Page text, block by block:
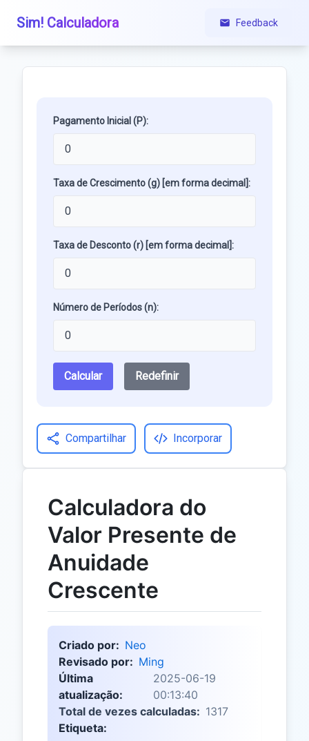
Sim! Calculadora Feedback
Pagamento Inicial (P):
Taxa de Crescimento (g) [em forma decimal]:
Taxa de Desconto (r) [em forma decimal]:
Número de Períodos (n):
Calcular Redefinir
Compartilhar Incorporar
Calculadora do
Valor Presente de
Anuidade
Crescente
Criado por: Neo
Revisado por: Ming
Última
atualização:
2025-06-19
00:13:40
Total de vezes calculadas: 1317
Etiqueta: